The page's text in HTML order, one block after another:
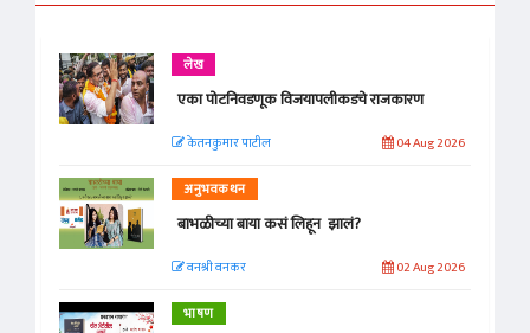
लेख
एका पोटनिवडणूक विजयापलीकडचे राजकारण
केतनकुमार पाटील 04 Aug 2026
अनुभवकथन
बाभळीच्या बाया कसं लिहून झालं?
वनश्री वनकर 02 Aug 2026
भाषण